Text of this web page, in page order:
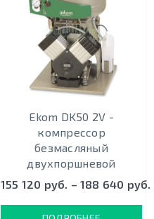
Ekom DK50 2V -
кoмпрeccoр
безмасляный
двухпоршневой
155 120 руб. – 188 640 руб.